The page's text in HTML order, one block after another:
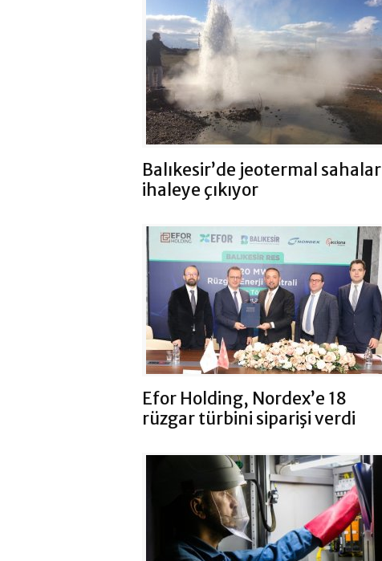
Balıkesir’de jeotermal sahalar
ihaleye çıkıyor
Efor Holding, Nordex’e 18
rüzgar türbini siparişi verdi